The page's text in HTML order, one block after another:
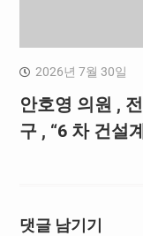
2026년 7월 30일
안호영 의원 ,
구 , “6 차 건설
댓글 남기기